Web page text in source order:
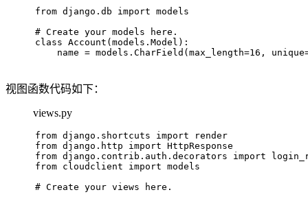
from django.db import models
# Create your models here.
class Account(models.Model):
name = models.CharField(max_length=16,
视图函数代码如下：
views.py
from django.shortcuts import render
from django.http import HttpResponse
from django.contrib.auth.decorators import
from cloudclient import models
# Create your views here.